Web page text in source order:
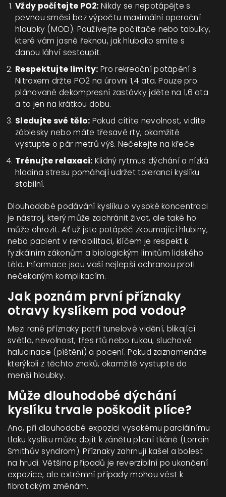
Vždy počítejte PO2: Nikdy se nepotápějte s
pevnou směsí bez výpočtu maximální operační
hloubky (MOD). Používejte počítače nebo tabulky,
které vám jasně řeknou, jak hluboko smíte s
danou láhví sestoupit.
Respektujte limity: Pro rekreační potápění s
Nitroxem držte PO2 na úrovni 1,4 ata. Pouze pro
plánované dekompresní zastávky jděte na 1,6 ata
a to jen na krátkou dobu.
Sledujte své tělo: Pokud cítíte nevolnost, vidíte
záblesky nebo máte třesavé rty, okamžitě
vystupte o pár metrů výš. Nečekejte na křeče.
Trénujte relaxaci: Klidný rytmus dýchání a nízká
hladina stresu pomáhají udržet toleranci kyslíku
stabilní.
Dlouhodobé podávání kyslíku o vysoké koncentraci
je nástroj, který může zachránit život, ale také ho
může ohrozit. Ať už jste potápěč zkoumající hlubiny,
nebo pacient v rehabilitaci, klíčem je respekt k
fyzikálním zákonům a biologickým limitům lidského
těla. Informace jsou vaší nejlepší ochranou proti
nečekaným komplikacím.
Jak poznám první příznaky
otravy kyslíkem pod vodou?
Mezi rané příznaky patří tunelové vidění, blikající
světla, nevolnost, třes rtů nebo rukou, sluchové
halucinace (píštění) a pocení. Pokud zaznamenáte
kterýkoli z těchto znaků, okamžitě vystupte do
menší hloubky.
Může dlouhodobé dýchání
kyslíku trvale poškodit plíce?
Ano, při dlouhodobé expozici vysokému parciálnímu
tlaku kyslíku může dojít k zánětu plicní tkáně (Lorrain
Smithův syndrom). Příznaky zahrnují kašel a bolest
na hrudi. Většina případů je reverzibilní po ukončení
expozice, ale extrémní případy mohou vést k
fibrotickým změnám.